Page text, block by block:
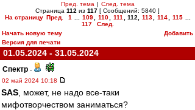
Пред. тема | След. тема
Страница 112 из 117 [ Сообщений: 5840 ]
На страницу Пред. 1 109 110 111 112 113 114 115
117
След.
Начать новую тему
Добавить
Версия для печати
01.05.2024 - 31.05.2024
Спектр -
02 май 2024 10:18
SAS , может, не надо все-таки
мифотворчеством заниматься?